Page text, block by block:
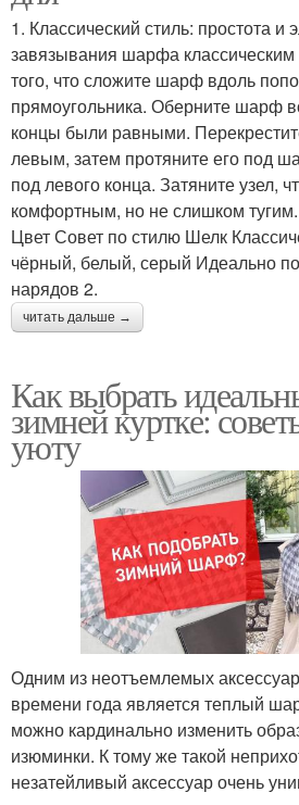
1. Классический стиль: простота и
завязывания шарфа
того, что сложите шарф вдоль
прямоугольника. Оберните шарф
концы были равными.
левым, затем протяните его под
под левого конца. Затяните узел,
комфортным, но не слишком
Цвет Совет по стилю Шелк
чёрный, белый, серый Идеально
нарядов 2.
читать дальше →
Как выбрать
зимней куртке:
уюту
Одним из неотъемлемых
времени года является теплый
можно кардинально изменить
изюминки. К тому же такой
незатейливый аксессуар очень